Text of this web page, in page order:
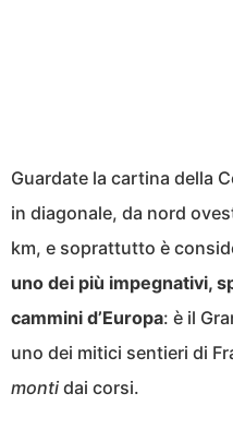
Guardate la cartina della
in diagonale, da nord
km, e soprattutto è
uno dei più impegnativi,
cammini d’Europa: è il
uno dei mitici sentieri di
monti dai corsi.